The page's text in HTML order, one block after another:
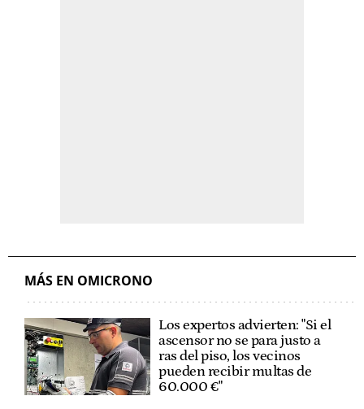
MÁS EN OMICRONO
Los expertos advierten: "Si el
ascensor no se para justo a
ras del piso, los vecinos
pueden recibir multas de
60.000 €"